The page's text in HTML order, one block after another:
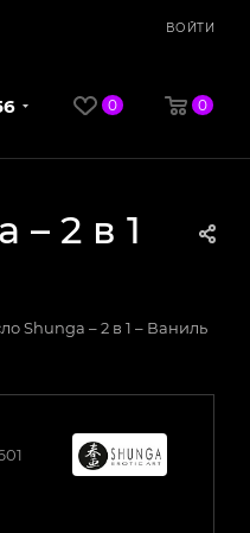
ВОЙТИ
0 0
2 в 1
Shunga – 2 в 1 – Ваниль